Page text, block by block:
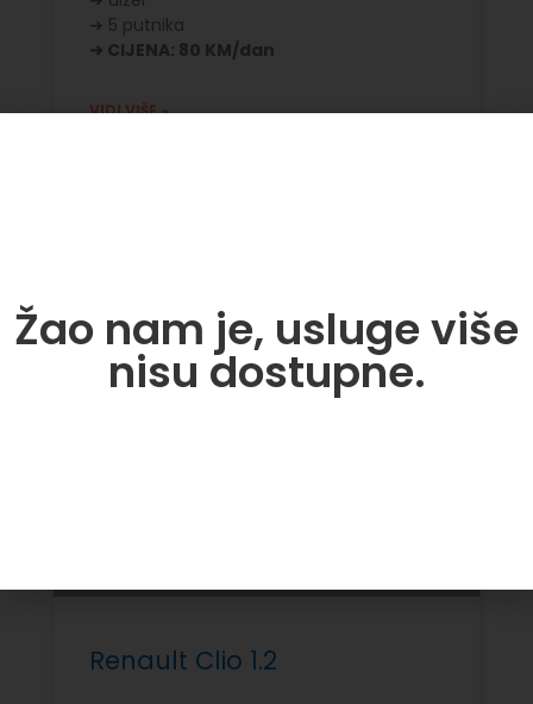
➔ 5 putnika
➔ CIJENA: 80 KM/dan
VIDI VIŠE »
Renault Clio 1.2
Žao nam je, usluge više
nisu dostupne.